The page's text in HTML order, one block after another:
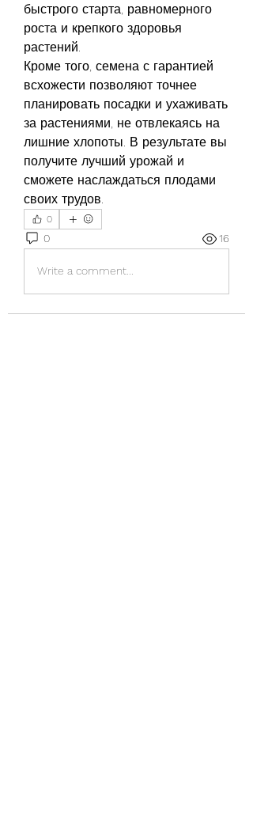
быстрого старта, равномерного
роста и крепкого здоровья
растений.
Кроме того, семена с гарантией
всхожести позволяют точнее
планировать посадки и ухаживать
за растениями, не отвлекаясь на
лишние хлопоты. В результате вы
получите лучший урожай и
сможете наслаждаться плодами
своих трудов.
0
0 16
Write a comment...